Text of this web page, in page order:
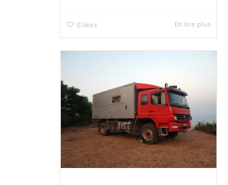
0 likes En lire plus